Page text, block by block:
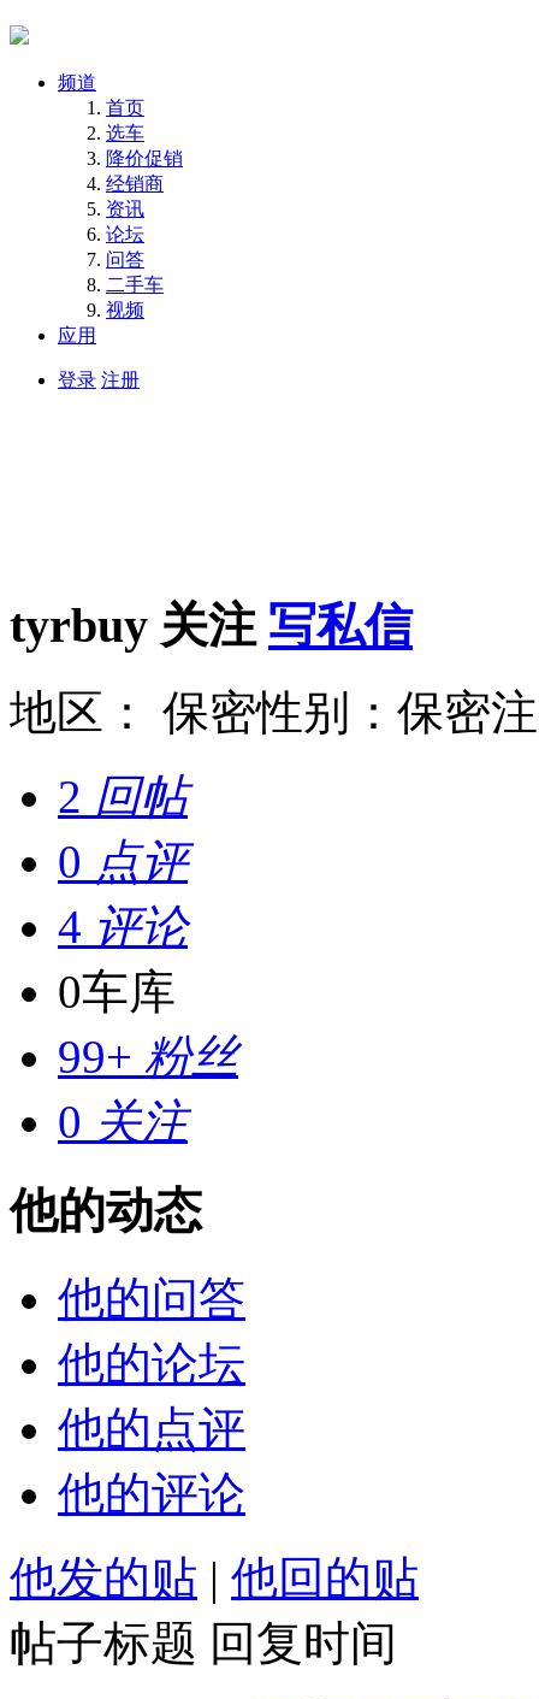
频道
首页
选车
降价促销
经销商
资讯
论坛
问答
二手车
视频
应用
登录 注册
tyrbuy 关注 写私信
地区： 保密性别：保密
2 回帖
0 点评
4 评论
0车库
99+ 粉丝
0 关注
他的动态
他的问答
他的论坛
他的点评
他的评论
他发的贴 | 他回的贴
帖子标题 回复时间